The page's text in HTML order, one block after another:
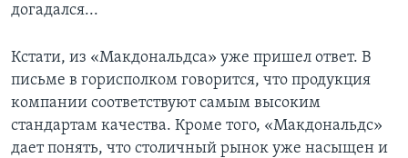
догадался...
Кстати, из «Макдональдса» уже пришел ответ. В
письме в горисполком говорится, что продукция
компании соответствуют самым высоким
стандартам качества. Кроме того, «Макдональдс»
дает понять, что столичный рынок уже насыщен и